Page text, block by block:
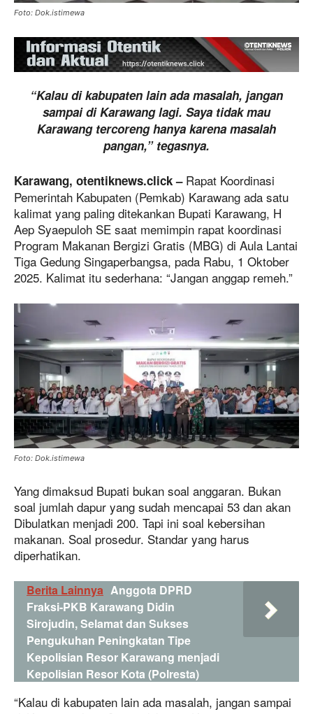
Foto: Dok.istimewa
“Kalau di kabupaten lain ada masalah, jangan
sampai di Karawang lagi. Saya tidak mau
Karawang tercoreng hanya karena masalah
pangan,” tegasnya.
Karawang, otentiknews.click –Rapat Koordinasi
Pemerintah Kabupaten (Pemkab) Karawang ada satu
kalimat yang paling ditekankan Bupati Karawang, H
Aep Syaepuloh SE saat memimpin rapat koordinasi
Program Makanan Bergizi Gratis (MBG) di Aula Lantai
Tiga Gedung Singaperbangsa, pada Rabu, 1 Oktober
2025. Kalimat itu sederhana: “Jangan anggap remeh.”
Foto: Dok.istimewa
Yang dimaksud Bupati bukan soal anggaran. Bukan
soal jumlah dapur yang sudah mencapai 53 dan akan
Dibulatkan menjadi 200. Tapi ini soal kebersihan
makanan. Soal prosedur. Standar yang harus
diperhatikan.
Berita Lainnya Anggota DPRD
Fraksi-PKB Karawang Didin
Sirojudin, Selamat dan Sukses
Pengukuhan Peningkatan Tipe
Kepolisian Resor Karawang menjadi
Kepolisian Resor Kota (Polresta)
“Kalau di kabupaten lain ada masalah, jangan sampai